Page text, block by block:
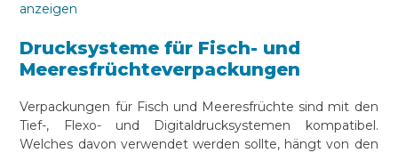
anzeigen
Drucksysteme für Fisch- und
Meeresfrüchteverpackungen
Verpackungen für Fisch und Meeresfrüchte sind mit den
Tief-, Flexo- und Digitaldrucksystemen kompatibel.
Welches davon verwendet werden sollte, hängt von den